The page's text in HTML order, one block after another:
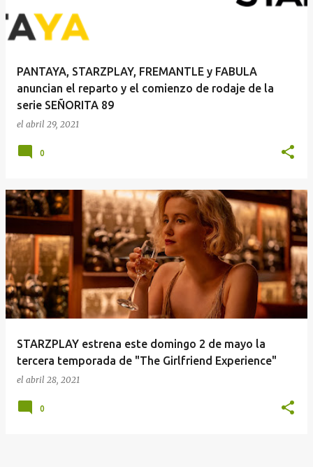
PANTAYA, STARZPLAY, FREMANTLE y FABULA
anuncian el reparto y el comienzo de rodaje de la
serie SEÑORITA 89
el abril 29, 2021
0
STARZPLAY estrena este domingo 2 de mayo la
tercera temporada de "The Girlfriend Experience"
el abril 28, 2021
0